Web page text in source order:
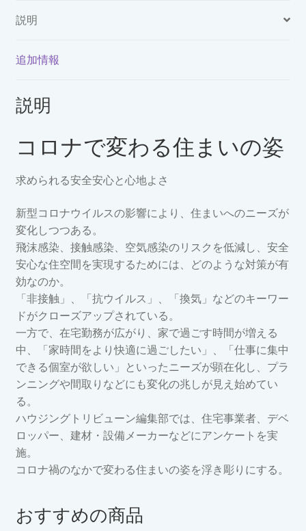
ー
Vol.604（2020
16
個
説明
追加情報
説明
コロナで変わる住まいの姿
求められる安全安心と心地よさ
新型コロナウイルスの影響により、住まいへのニーズが
変化しつつある。
飛沫感染、接触感染、空気感染のリスクを低減し、安全
安心な住空間を実現するためには、どのような対策が有
効なのか。
「非接触」、「抗ウイルス」、「換気」などのキーワー
ドがクローズアップされている。
一方で、在宅勤務が広がり、家で過ごす時間が増える
中、「家時間をより快適に過ごしたい」、「仕事に集中
できる個室が欲しい」といったニーズが顕在化し、プラ
ンニングや間取りなどにも変化の兆しが見え始めてい
る。
ハウジングトリビューン編集部では、住宅事業者、デベ
ロッパー、建材・設備メーカーなどにアンケートを実
施。
コロナ禍のなかで変わる住まいの姿を浮き彫りにする。
おすすめの商品